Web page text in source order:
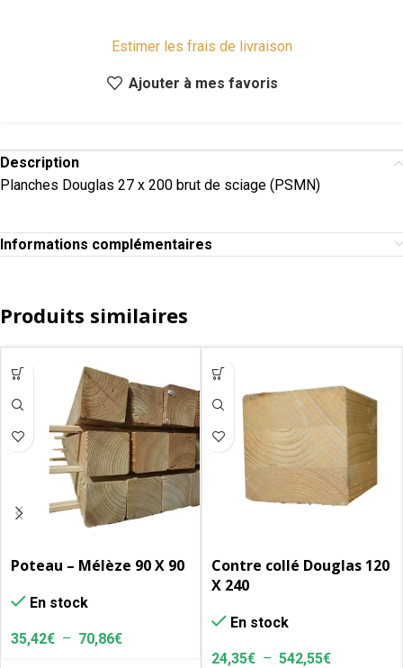
Estimer les frais de livraison
Ajouter à mes favoris
Description
Planches Douglas 27 x 200 brut de sciage (PSMN)
Informations complémentaires
Produits similaires
Poteau – Mélèze 90 X 90
En stock
35,42€ – 70,86€
Contre collé Douglas 120
X 240
En stock
24,35€ – 542,55€